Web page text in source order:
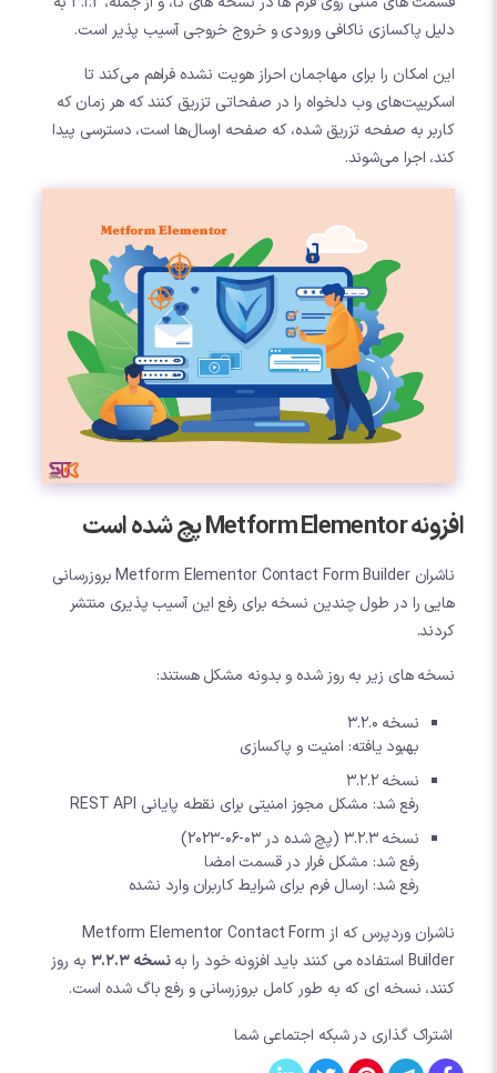
دلیل پاکسازی ناکافی ورودی و خروج خروجی آسیب پذیر است.
این امکان را برای مهاجمان احراز هویت نشده فراهم می‌کند تا
اسکریپت‌های وب دلخواه را در صفحاتی تزریق کنند که هر زمان که
کاربر به صفحه تزریق شده، که صفحه ارسال‌ها است، دسترسی پیدا
کند، اجرا می‌شوند.
افزونه Metform Elementor پچ شده است
ناشران Metform Elementor Contact Form Builder بروزرسانی
هایی را در طول چندین نسخه برای رفع این آسیب پذیری منتشر
کردند.
نسخه های زیر به روز شده و بدونه مشکل هستند:
نسخه 3.2.0
بهبود یافته: امنیت و پاکسازی
نسخه 3.2.2
رفع شد: مشکل مجوز امنیتی برای نقطه پایانی REST API
نسخه 3.2.3 (پچ شده در 03-06-2023)
رفع شد: مشکل فرار در قسمت امضا
رفع شد: ارسال فرم برای شرایط کاربران وارد نشده
ناشران وردپرس که از Metform Elementor Contact Form
Builder استفاده می کنند باید افزونه خود را بهنسخه 3.2.3
به روز
کنند، نسخه ای که به طور کامل بروزرسانی و رفع باگ شده است.
اشتراک گذاری در شبکه اجتماعی شما